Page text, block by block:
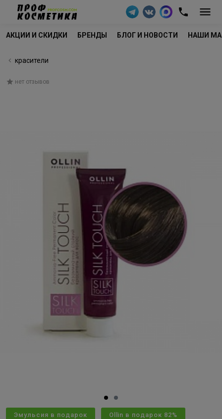
АКЦИИ И СКИДКИ БРЕНДЫ БЛОГ И НОВОСТИ НАШИ
красители
нет отзывов
Эмульсия в подарок Ollin в подарок 82%